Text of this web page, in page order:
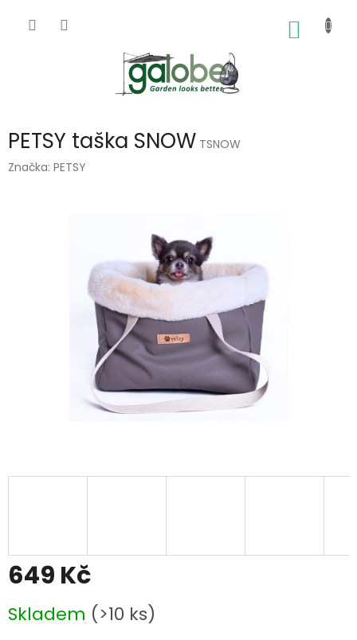
PETSY taška SNOW TSNOW
Značka: PETSY
649 Kč
cena:
Skladem (>10 ks)